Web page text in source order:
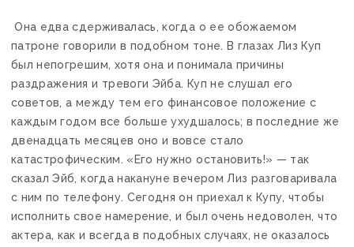
Она едва сдерживалась, когда о ее обожаемом
патроне говорили в подобном тоне. В глазах Лиз Куп
был непогрешим, хотя она и понимала причины
раздражения и тревоги Эйба. Куп не слушал его
советов, а между тем его финансовое положение с
каждым годом все больше ухудшалось; в последние же
двенадцать месяцев оно и вовсе стало
катастрофическим. «Его нужно остановить!» — так
сказал Эйб, когда накануне вечером Лиз разговаривала
с ним по телефону. Сегодня он приехал к Купу, чтобы
исполнить свое намерение, и был очень недоволен, что
актера, как и всегда в подобных случаях, не оказалось